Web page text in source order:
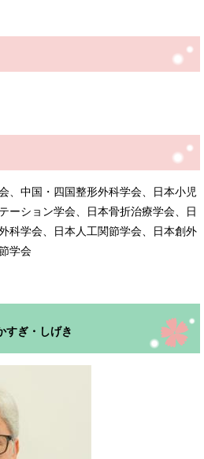
、中国・四国整形外科学会、日本小児
ーション学会、日本骨折治療学会、日
科学会、日本人工関節学会、日本創外
学会
すぎ・しげき